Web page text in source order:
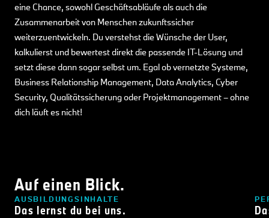
eine Chance, sowohl Geschäftsabläufe als auch die
Zusammenarbeit von Menschen zukunftssicher
weiterzuentwickeln. Du verstehst die Wünsche der User,
kalkulierst und bewertest direkt die passende IT-Lösung und
setzt diese dann sogar selbst um. Egal ob vernetzte Systeme,
Business Relationship Management, Data Analytics, Cyber
Security, Qualitätssicherung oder Projektmanagement – ohne
dich läuft es nicht!
Auf einen Blick.
AUSBILDUNGSINHALTE
Das lernst du bei uns.